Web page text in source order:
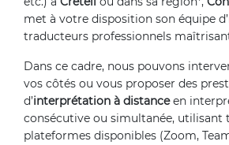
met à votre disposition son équipe
traducteurs professionnels
Dans ce cadre, nous pouvons
vos côtés ou vous proposer des
d’interprétation à distanceen
consécutive ou simultanée, utilisant
plateformes disponibles (Zoom,